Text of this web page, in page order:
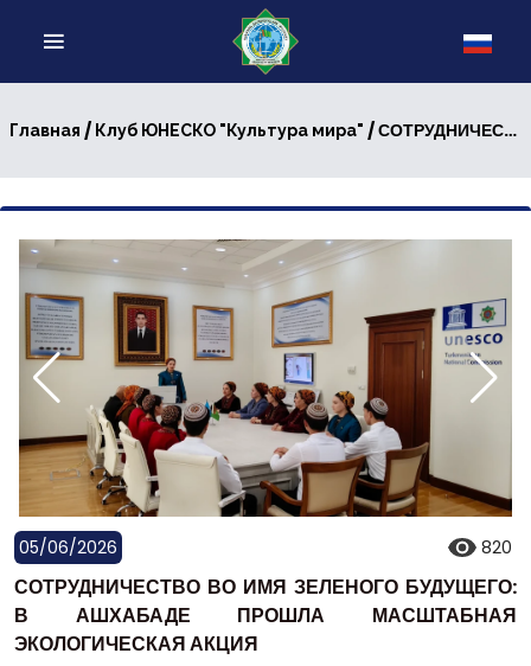
Главная / Клуб ЮНЕСКО "Культура мира" / СОТРУДНИЧЕСТВО ВО ИМЯ ЗЕЛЕНОГО БУДУЩЕГО: В АШХАБАДЕ ПРОШЛА МАСШТАБНАЯ ЭКОЛОГИЧЕСКАЯ АКЦИЯ
05/06/2026 820
СОТРУДНИЧЕСТВО ВО ИМЯ ЗЕЛЕНОГО БУДУЩЕГО:
В АШХАБАДЕ ПРОШЛА МАСШТАБНАЯ
ЭКОЛОГИЧЕСКАЯ АКЦИЯ